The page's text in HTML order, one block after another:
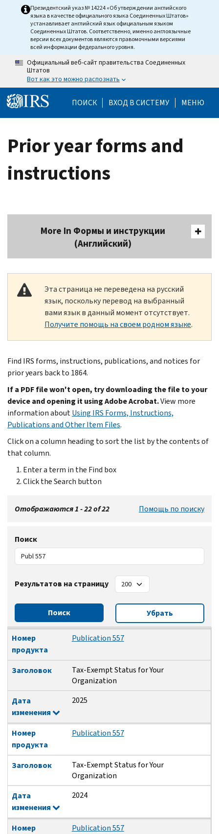
Skip to main content
Президентский указ № 14224 «Об утверждении английского
языка в качестве официального языка Соединенных Штатов»
устанавливает английский язык официальным языком
Соединенных Штатов. Соответственно, именно англоязычные
версии всех документов являются правомочными версиями
всей информации федерального уровня.
Официальный веб-сайт правительства Соединенных
Штатов
Вот как это можно распознать
ПОИСК Help Menu Mobile
ВХОД В СИСТЕМУ МЕНЮ
Prior year forms and
instructions
More In Формы и инструкции
(Английский)
Эта страница не переведена на русский
язык, поскольку перевод на выбранный
вами язык в данный момент отсутствует.
Получите помощь на своем родном языке.
Find IRS forms, instructions, publications, and notices for
prior years back to 1864.
If a PDF file won't open, try downloading the file to your
device and opening it using Adobe Acrobat.View more
information aboutUsing IRS Forms, Instructions,
Publications and Other Item Files.
Click on a column heading to sort the list by the contents of
that column.
Enter a term in the Find box
Click the Search button
Отображаются 1 - 22 of 22 Помощь по поиску
Поиск
Результатов на страницу
Поиск Убрать
Номер продукта
Заголовок
Дата изменения
Номер
продукта
Publication 557
Заголовок
Tax-Exempt Status for Your
Organization
Дата
изменения
2025
Номер
продукта
Publication 557
Заголовок
Tax-Exempt Status for Your
Organization
Дата
изменения
2024
Номер
Publication 557